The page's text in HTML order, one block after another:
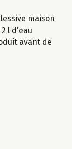
maison
l d'eau
avant de